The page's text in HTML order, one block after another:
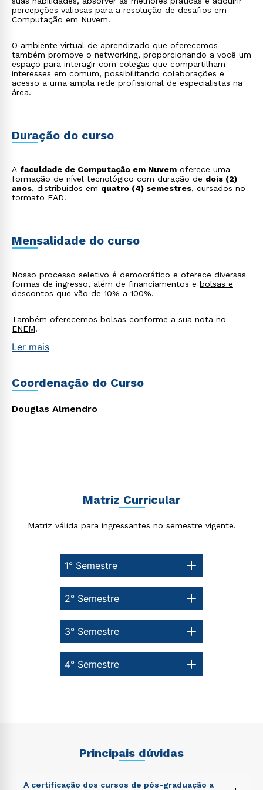
percepções valiosas para a resolução de desafios em
Computação em Nuvem.
O ambiente virtual de aprendizado que oferecemos
também promove o networking, proporcionando a você um
espaço para interagir com colegas que compartilham
interesses em comum, possibilitando colaborações e
acesso a uma ampla rede profissional de especialistas na
área.
Duração do curso
A faculdade de Computação em Nuvem oferece uma
formação de nível tecnológico com duração de dois (2)
anos, distribuídos em quatro (4) semestres, cursados no
formato EAD.
Mensalidade do curso
Nosso processo seletivo é democrático e oferece diversas
formas de ingresso, além de financiamentos e bolsas e
descontos que vão de 10% a 100%.
Também oferecemos bolsas conforme a sua nota no
ENEM.
Ler mais
Coordenação do Curso
Douglas Almendro
Matriz Curricular
Matriz válida para ingressantes no semestre vigente.
1° Semestre
4° Semestre
3° Semestre
2° Semestre
Principais dúvidas
A certificação dos cursos de pós-graduação a
ou
autorizo que meus dados sejam utilizados para o
envio de conteúdos da Cruzeiro do Sul.